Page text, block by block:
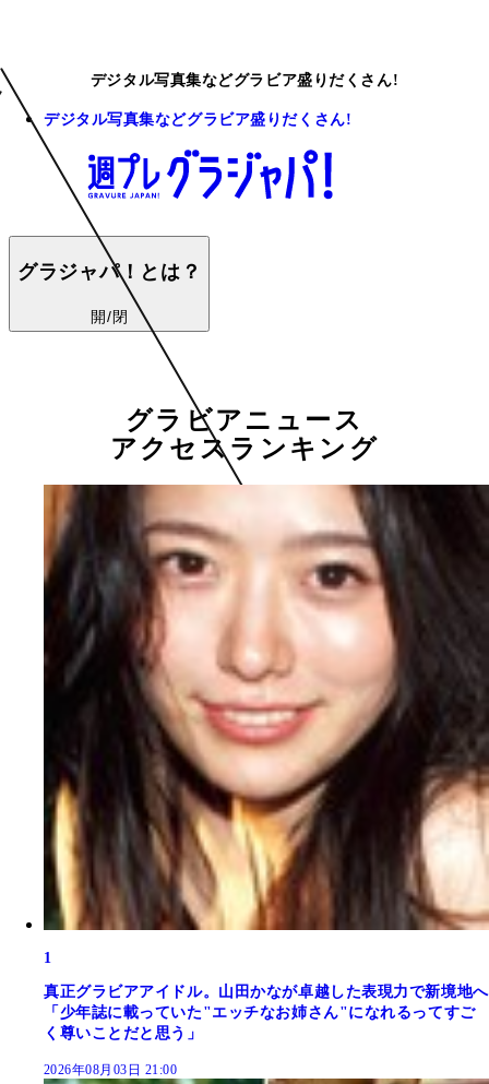
デジタル写真集などグラビア盛りだくさん!
デジタル写真集などグラビア盛りだくさん!
グラジャパ！とは？
開/閉
グラビアニュース
アクセスランキング
1
真正グラビアアイドル。山田かなが卓越した表現力で新境地へ
「少年誌に載っていた"エッチなお姉さん"になれるってすご
く尊いことだと思う」
2026年08月03日 21:00